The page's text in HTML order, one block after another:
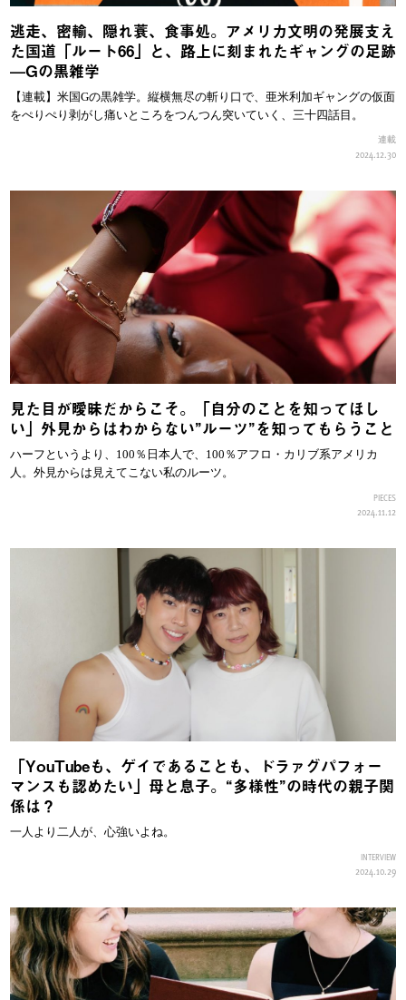
逃走、密輸、隠れ蓑、食事処。アメリカ文明の発展支え
た国道「ルート66」と、路上に刻まれたギャングの足跡
—Gの黒雑学
【連載】米国Gの黒雑学。縦横無尽の斬り口で、亜米利加ギャングの仮面
をぺりぺり剥がし痛いところをつんつん突いていく、三十四話目。
連載
2024.12.30
見た目が曖昧だからこそ。「自分のことを知ってほし
い」外見からはわからない”ルーツ”を知ってもらうこと
ハーフというより、100％日本人で、100％アフロ・カリブ系アメリカ
人。外見からは見えてこない私のルーツ。
PIECES
2024.11.12
「YouTubeも、ゲイであることも、ドラァグパフォー
マンスも認めたい」母と息子。“多様性”の時代の親子関
係は？
一人より二人が、心強いよね。
INTERVIEW
2024.10.29